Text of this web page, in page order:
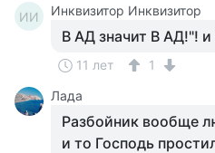
ИИ Инквизитор Инквизитор
В АД значит В АД!"! и
11 лет
1
Лада
Разбойник вообще
и то Господь